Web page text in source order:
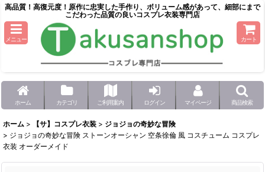
高品質！高復元度！原作に忠実した手作り、ボリューム感があって、細部にまで
こだわった品質の良いコスプレ衣装専門店
メニュー カート
ホーム カテゴリ ご利用案内 ログイン マイページ 商品検索
ホーム > 【サ】コスプレ衣装 > ジョジョの奇妙な冒険
> ジョジョの奇妙な冒険 ストーンオーシャン 空条徐倫 風 コスチューム コスプレ
衣装 オーダーメイド